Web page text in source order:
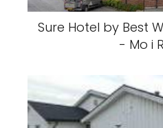
Sure Hotel by Best
- Mo i